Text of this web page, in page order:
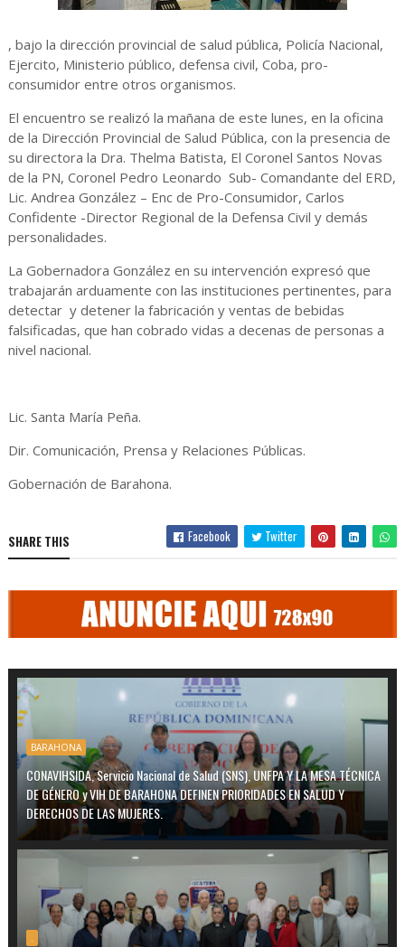
, bajo la dirección provincial de salud pública, Policía Nacional,
Ejercito, Ministerio público, defensa civil, Coba, pro-
consumidor entre otros organismos.
El encuentro se realizó la mañana de este lunes, en la oficina
de la Dirección Provincial de Salud Pública, con la presencia de
su directora la Dra. Thelma Batista, El Coronel Santos Novas
de la PN, Coronel Pedro Leonardo Sub- Comandante del ERD,
Lic. Andrea González – Enc de Pro-Consumidor, Carlos
Confidente -Director Regional de la Defensa Civil y demás
personalidades.
La Gobernadora González en su intervención expresó que
trabajarán arduamente con las instituciones pertinentes, para
detectar y detener la fabricación y ventas de bebidas
falsificadas, que han cobrado vidas a decenas de personas a
nivel nacional.
Lic. Santa María Peña.
Dir. Comunicación, Prensa y Relaciones Públicas.
Gobernación de Barahona.
SHARE THIS Facebook Twitter
BARAHONA
CONAVIHSIDA, Servicio Nacional de Salud (SNS), UNFPA Y LA MESA TÉCNICA
DE GÉNERO y VIH DE BARAHONA DEFINEN PRIORIDADES EN SALUD Y
DERECHOS DE LAS MUJERES.
.